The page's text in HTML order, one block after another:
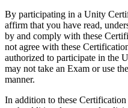
By participating in a Unity
affirm that you have read,
by and comply with these
not agree with these
authorized to participate in the
may not take an Exam or use
manner.
In addition to these